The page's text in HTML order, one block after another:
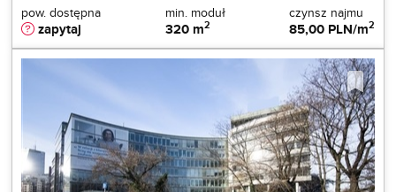
pow. dostępna
zapytaj
min. moduł
320 m2
czynsz najmu
85,00 PLN/m2